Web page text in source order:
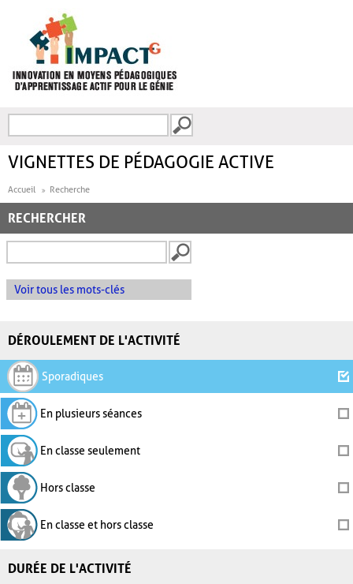
FORMULAIRE DE
VIGNETTES DE PÉDAGOGIE ACTIVE
Accueil Recherche
RECHERCHER
Voir tous les mots-clés
DÉROULEMENT DE L'ACTIVITÉ
Sporadiques
En plusieurs séances
En classe seulement
Hors classe
En classe et hors classe
DURÉE DE L'ACTIVITÉ